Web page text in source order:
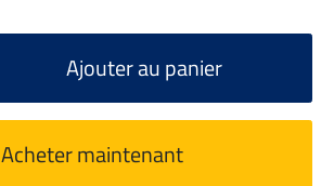
Ajouter au panier
Acheter maintenant